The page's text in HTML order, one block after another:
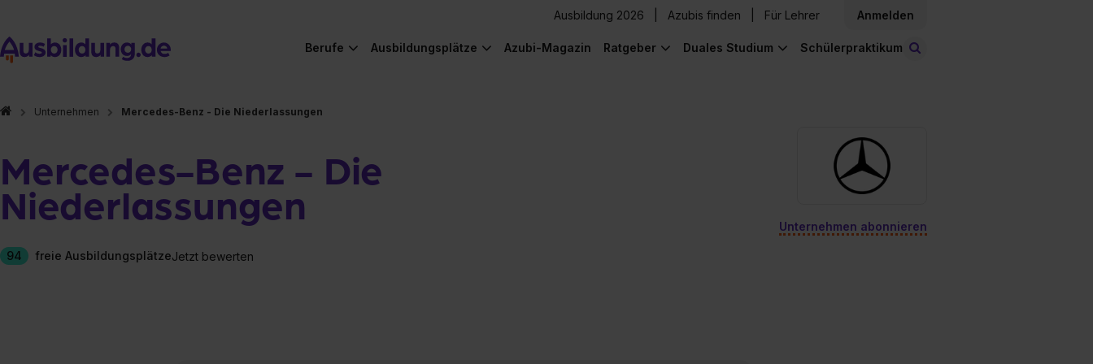
Ausbildung 2026 Azubis finden Für Lehrer Anmelden
Berufe Ausbildungsplätze Azubi-Magazin Ratgeber Duales Studium Schülerpraktikum
Unternehmen Mercedes-Benz - Die Niederlassungen
Mercedes-Benz - Die
Niederlassungen
94 freie AusbildungsplätzeJetzt bewerten
Unternehmen abonnieren